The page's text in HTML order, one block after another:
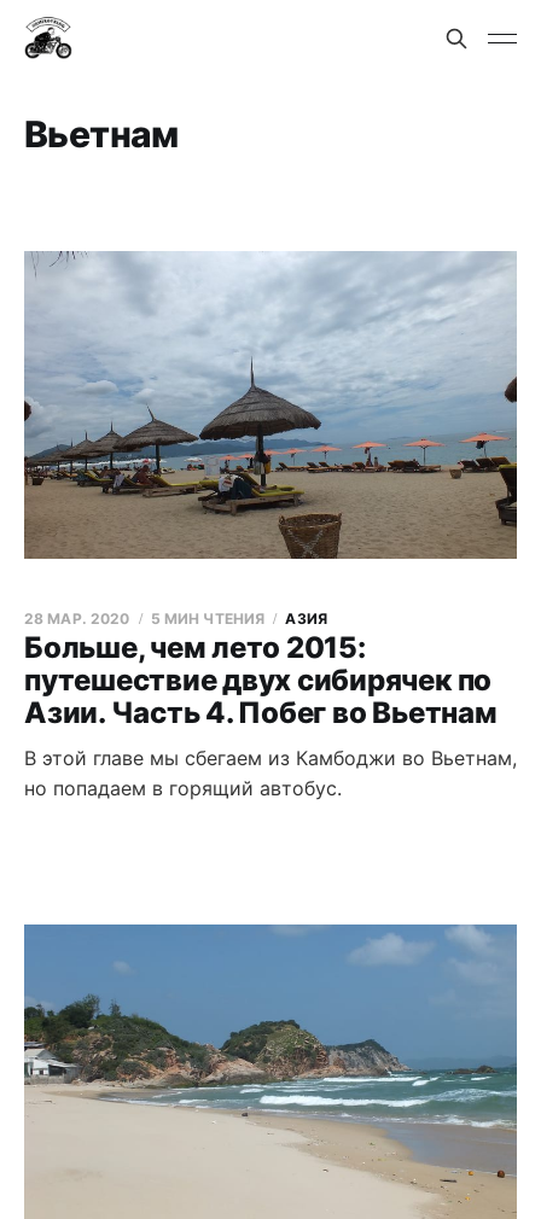
Вьетнам
Больше, чем лето 2015:
путешествие двух сибирячек по
Азии. Часть 4. Побег во Вьетнам
28 МАР. 2020 5 МИН ЧТЕНИЯ АЗИЯ
В этой главе мы сбегаем из Камбоджи во Вьетнам,
но попадаем в горящий автобус.